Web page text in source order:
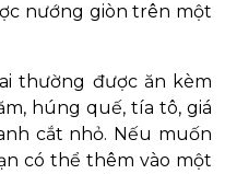
nướng giòn trên một
thường được ăn kèm
húng quế, tía tô, giá
cắt nhỏ. Nếu muốn
có thể thêm vào một